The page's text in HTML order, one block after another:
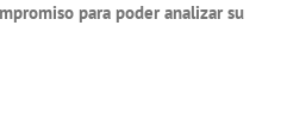
para poder analizar su